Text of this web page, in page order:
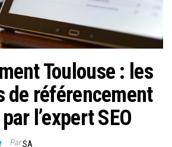
a
n
a
v
i
Toulouse : les
de référencement
l’expert SEO
ParSA